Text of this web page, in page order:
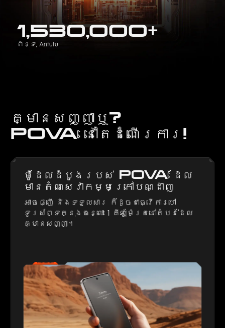
1,530,000+
ពិន្ទុ Antutu
គ្មានសញ្ញាឬ?
POVA នៅតែដំណើរការ!
ម៉ូដែលដំបូងរបស់ POVA ដែល
មានតំណសេវាកម្មក្រៅបណ្ដាញ
អាចផ្ញើ និងទទួលសារ ក៏ដូចជាធ្វើការហៅ
ទូរស័ព្ទក្នុងចន្លោះ 1 គីឡូម៉ែត្រនៅតំបន់ដែល
គ្មានសញ្ញា។